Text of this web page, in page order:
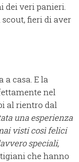
dei veri panieri.
fieri di aver
casa. E la
nel
al rientro dal
una esperienza
visti così felici
speciali,
che hanno